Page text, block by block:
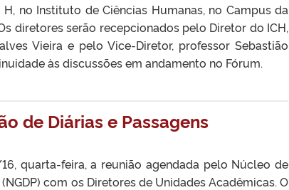
no Instituto de Ciências Humanas, no Campus da
diretores serão recepcionados pelo Diretor do ICH,
Vieira e pelo Vice-Diretor, professor Sebastião
às discussões em andamento no Fórum.
de Diárias e Passagens
quarta-feira, a reunião agendada pelo Núcleo de
com os Diretores de Unidades Acadêmicas. O